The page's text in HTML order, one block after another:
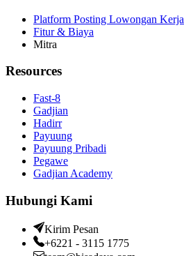
Platform Posting Lowongan Kerja
Fitur & Biaya
Mitra
Resources
Fast-8
Gadjian
Hadirr
Payuung
Payuung Pribadi
Pegawe
Gadjian Academy
Hubungi Kami
Kirim Pesan
+6221 - 3115 1775